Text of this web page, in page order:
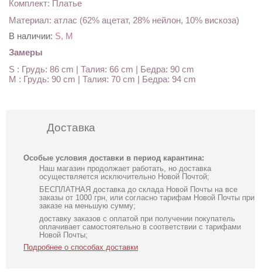
Комплект: Платье
Материал: атлас (62% ацетат, 28% нейлон, 10% вискоза)
В наличии: S, M
Замеры
S : Грудь: 86 cm | Талия: 66 cm | Бедра: 90 cm
M : Грудь: 90 cm | Талия: 70 cm | Бедра: 94 cm
Доставка
Особые условия доставки в период карантина:
Наш магазин продолжает работать, но доставка
осуществляется исключительно Новой Почтой;
БЕСПЛАТНАЯ доставка до склада Новой Почты на все
заказы от 1000 грн, или согласно тарифам Новой Почты при
заказе на меньшую сумму;
доставку заказов с оплатой при получении покупатель
оплачивает самостоятельно в соответствии с тарифами
Новой Почты;
Подробнее о способах доставки